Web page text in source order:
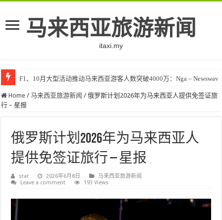
马来西亚旅游新闻
itaxi.my
F1、10月大型活动推动马来西亚游客人数突破4000万：Nga – Newswav
Home / 马来西亚旅游新闻 / 俄罗斯计划2026年为马来西亚人提供免签证旅
行 – 星报
俄罗斯计划2026年为马来西亚人
提供免签证旅行 – 星报
star 2026年6月8日
马来西亚旅游新闻
Leave a comment
193 Views